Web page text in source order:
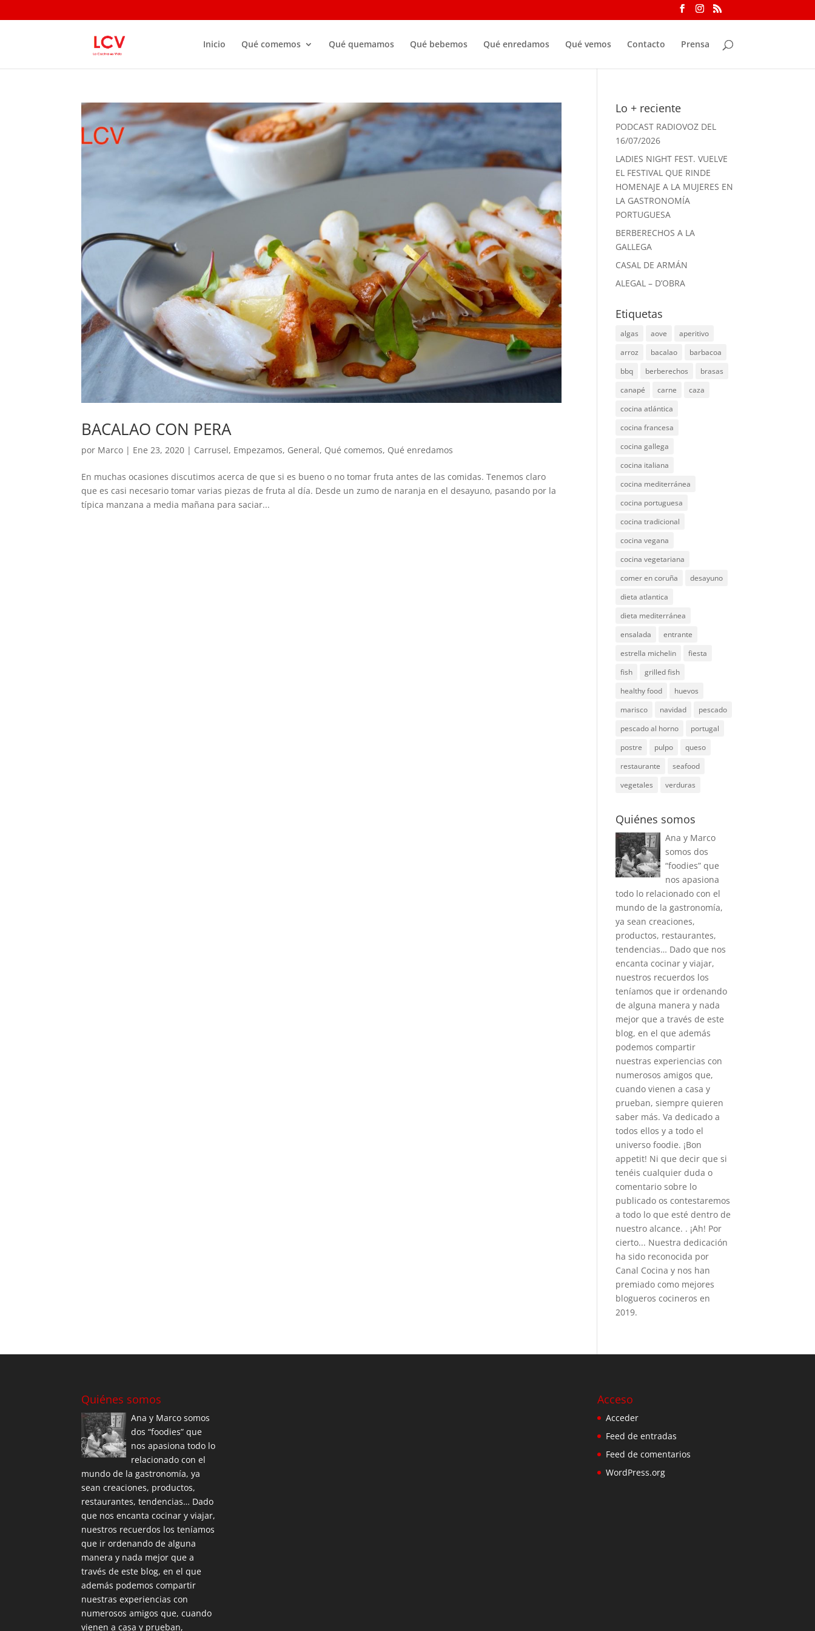
Inicio Qué comemos Qué quemamos Qué bebemos Qué enredamos Qué vemos Contacto Prensa
BACALAO CON PERA
por Marco | Ene 23, 2020 | Carrusel, Empezamos, General, Qué comemos, Qué enredamos
En muchas ocasiones discutimos acerca de que si es bueno o no tomar fruta antes de las comidas. Tenemos claro
que es casi necesario tomar varias piezas de fruta al día. Desde un zumo de naranja en el desayuno, pasando por la
típica manzana a media mañana para saciar...
Lo + reciente
PODCAST RADIOVOZ DEL
16/07/2026
LADIES NIGHT FEST. VUELVE
EL FESTIVAL QUE RINDE
HOMENAJE A LA MUJERES EN
LA GASTRONOMÍA
PORTUGUESA
BERBERECHOS A LA
GALLEGA
CASAL DE ARMÁN
ALEGAL – D’OBRA
Etiquetas
algas aove
aperitivo
arroz
bacalao
barbacoa
bbq
berberechos
brasas
canapé
carne
caza
cocina atlántica
cocina francesa
cocina gallega
cocina italiana
cocina mediterránea
cocina portuguesa
cocina tradicional
cocina vegana
cocina vegetariana
comer en coruña
desayuno
dieta atlantica
dieta mediterránea
ensalada
entrante
estrella michelin
fiesta
fish
grilled fish
healthy food
huevos
marisco
navidad
pescado
pescado al horno
portugal
postre
pulpo
queso
restaurante
seafood
vegetales
verduras
Quiénes somos
Ana y Marco
somos dos
“foodies” que
nos apasiona
todo lo relacionado con el
mundo de la gastronomía,
ya sean creaciones,
productos, restaurantes,
tendencias… Dado que nos
encanta cocinar y viajar,
nuestros recuerdos los
teníamos que ir ordenando
de alguna manera y nada
mejor que a través de este
blog, en el que además
podemos compartir
nuestras experiencias con
numerosos amigos que,
cuando vienen a casa y
prueban, siempre quieren
saber más. Va dedicado a
todos ellos y a todo el
universo foodie. ¡Bon
appetit! Ni que decir que si
tenéis cualquier duda o
comentario sobre lo
publicado os contestaremos
a todo lo que esté dentro de
nuestro alcance. . ¡Ah! Por
cierto... Nuestra dedicación
ha sido reconocida por
Canal Cocina y nos han
premiado como mejores
blogueros cocineros en
2019.
Quiénes somos
Ana y Marco somos
dos “foodies” que
nos apasiona todo lo
relacionado con el
mundo de la gastronomía, ya
sean creaciones, productos,
restaurantes, tendencias… Dado
que nos encanta cocinar y viajar,
nuestros recuerdos los teníamos
que ir ordenando de alguna
manera y nada mejor que a
través de este blog, en el que
además podemos compartir
nuestras experiencias con
numerosos amigos que, cuando
vienen a casa y prueban,
Acceso
Acceder
Feed de entradas
Feed de comentarios
WordPress.org